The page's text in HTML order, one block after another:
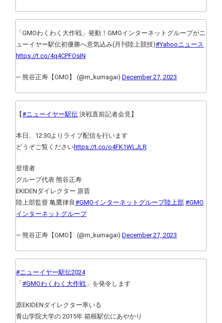
「GMOわくわく大作戦」発動！GMOインターネットグループがニ
ューイヤー駅伝初優勝へ意気込み(月刊陸上競技)#Yahooニュース
https://t.co/4q4CPFOsIN
— 熊谷正寿【GMO】 (@m_kumagai) December 27, 2023
【#ニューイヤー駅伝 決戦直前記者会見】
本日、12:30よりライブ配信を行います
どうぞご覧くださいhttps://t.co/o4FK1WLJLR
登壇者
グループ代表 熊谷正寿
EKIDENダイレクター 原晋
陸上部監督 亀鷹律良#GMOインターネットグループ陸上部 #GMO
インターネットグループ
— 熊谷正寿【GMO】 (@m_kumagai) December 27, 2023
#ニューイヤー駅伝2024
「 #GMOわくわく大作戦 」を発令します
原EKIDENダイレクター率いる
青山学院大学の 2015年 箱根駅伝にあやかり